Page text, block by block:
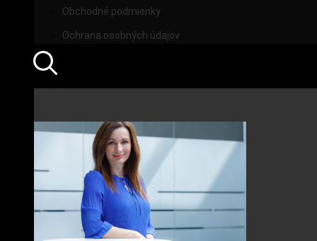
Obchodné podmienky
Ochrana osobných údajov